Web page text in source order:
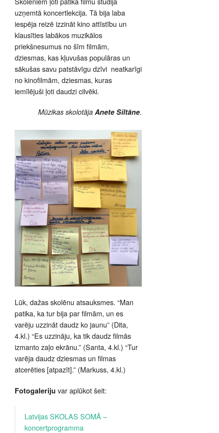
uzņemtā koncertlekcija. Tā bija laba
iespēja reizē izzināt kino attīstību un
klausīties labākos muzikālos
priekšnesumus no šīm filmām,
dziesmas, kas kļuvušas populāras un
sākušas savu patstāvīgu dzīvi neatkarīgi
no kinofilmām, dziesmas, kuras
iemīlējuši ļoti daudzi cilvēki.
Mūzikas skolotāja Anete Siltāne.
Lūk, dažas skolēnu atsauksmes. “Man
patika, ka tur bija par filmām, un es
varēju uzzināt daudz ko jaunu” (Dita,
4.kl.) “Es uzzināju, ka tik daudz filmās
izmanto zaļo ekrānu.” (Santa, 4.kl.) “Tur
varēja daudz dziesmas un filmas
atcerēties [atpazīt].” (Markuss, 4.kl.)
Fotogaleriju var aplūkot šeit:
Latvijas SKOLAS SOMĀ –
koncertprogramma